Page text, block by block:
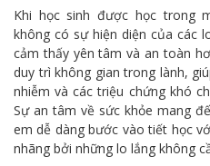
Khi học sinh được học trong
không có sự hiện diện của các
cảm thấy yên tâm và an toàn
duy trì không gian trong lành,
nhiễm và các triệu chứng khó
Sự an tâm về sức khỏe mang
em dễ dàng bước vào tiết học
nhãng bởi những lo lắng không